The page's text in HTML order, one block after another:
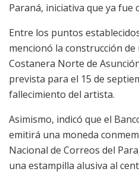
Paraná, iniciativa que ya fue
Entre los puntos
mencionó la construcción
Costanera Norte de
prevista para el 15 de
fallecimiento del artista.
Asimismo, indicó que el
emitirá una moneda
Nacional de Correos del
una estampilla alusiva al